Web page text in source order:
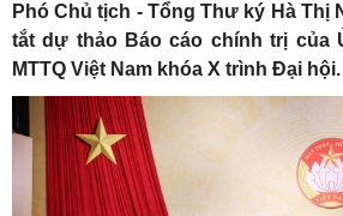
Phó Chủ tịch - Tổng Thư ký Hà Thị
tắt dự thảo Báo cáo chính trị của
MTTQ Việt Nam khóa X trình Đại hội.